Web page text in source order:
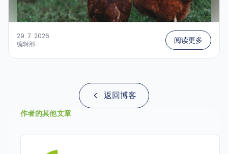
29. 7. 2026
编辑部
阅读更多
返回博客
作者的其他文章